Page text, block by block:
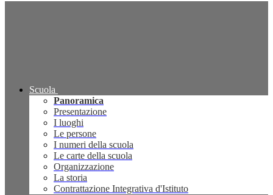
Scuola
Panoramica
Presentazione
I luoghi
Le persone
I numeri della scuola
Le carte della scuola
Organizzazione
La storia
Contrattazione Integrativa d'Istituto